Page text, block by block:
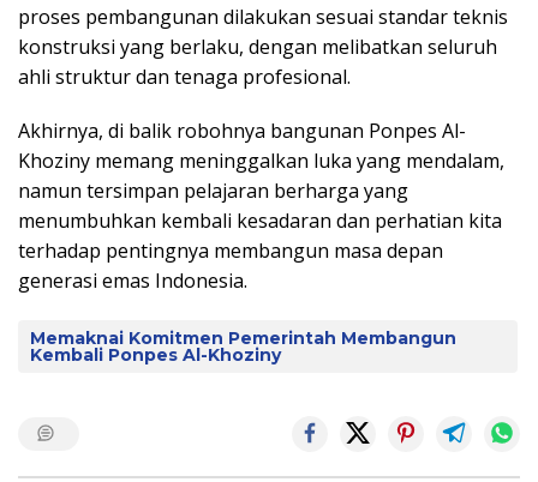
proses pembangunan dilakukan sesuai standar teknis
konstruksi yang berlaku, dengan melibatkan seluruh
ahli struktur dan tenaga profesional.
Akhirnya, di balik robohnya bangunan Ponpes Al-
Khoziny memang meninggalkan luka yang mendalam,
namun tersimpan pelajaran berharga yang
menumbuhkan kembali kesadaran dan perhatian kita
terhadap pentingnya membangun masa depan
generasi emas Indonesia.
Memaknai Komitmen Pemerintah Membangun
Kembali Ponpes Al-Khoziny